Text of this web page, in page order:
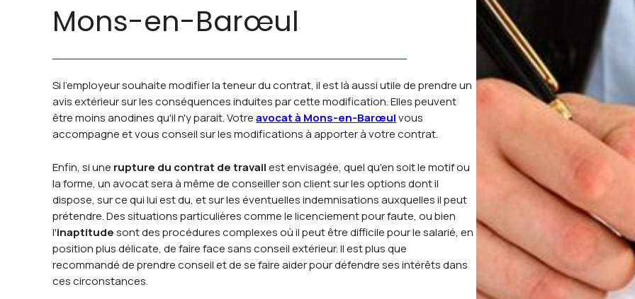
Mons-en-Barœul
Si l'employeur souhaite modifier la teneur du contrat, il est là aussi utile de prendre un
avis extérieur sur les conséquences induites par cette modification. Elles peuvent
être moins anodines qu'il n'y parait. Votreavocat à Mons-en-Barœulvous
accompagne et vous conseil sur les modifications à apporter à votre contrat.
Enfin, si une rupture du contrat de travailest envisagée, quel qu'en soit le motif ou
la forme, un avocat sera à même de conseiller son client sur les options dont il
dispose, sur ce qui lui est du, et sur les éventuelles indemnisations auxquelles il peut
prétendre. Des situations particulières comme le licenciement pour faute, ou bien
l'inaptitudesont des procédures complexes où il peut être difficile pour le salarié, en
position plus délicate, de faire face sans conseil extérieur. Il est plus que
recommandé de prendre conseil et de se faire aider pour défendre ses intérêts dans
ces circonstances.